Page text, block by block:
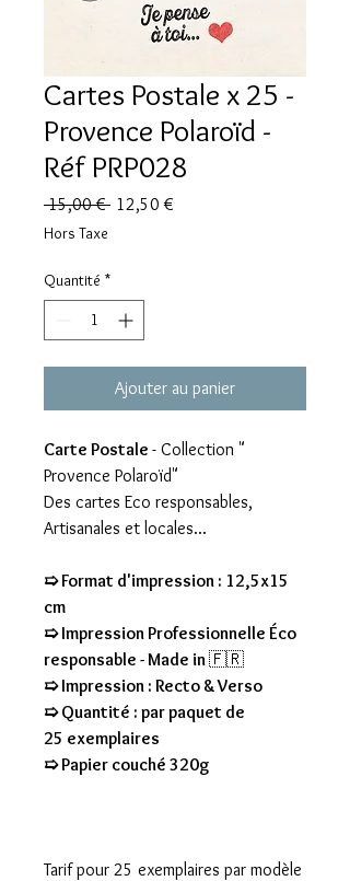
Cartes Postale x 25 -
Provence Polaroïd -
Réf PRP028
15,00 € Prix
12,50 €
Hors Taxe
Quantité *
Ajouter au panier
Carte Postale - Collection "
Provence Polaroïd"
Des cartes Eco responsables,
Artisanales et locales...
➯ Format d'impression : 12,5x15
cm
➯ Impression Professionnelle Éco
responsable - Made in🇫🇷
➯ Impression : Recto & Verso
➯ Quantité : par paquet de
25 exemplaires
➯ Papier couché 320g
Tarif pour 25 exemplaires par modèle